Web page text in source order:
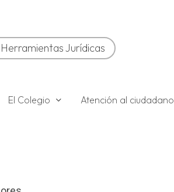
Herramientas Jurídicas
El Colegio Atención al ciudadano